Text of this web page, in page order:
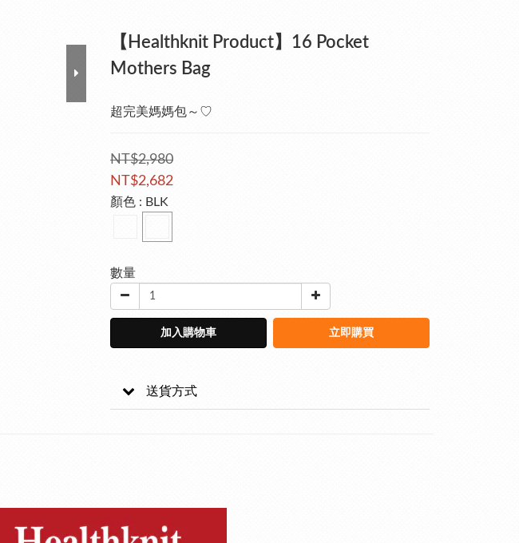
【Healthknit Product】16 Pocket
Mothers Bag
超完美媽媽包～♡
NT$2,980
NT$2,682
顏色 : BLK
數量
加入購物車 立即購買
送貨方式